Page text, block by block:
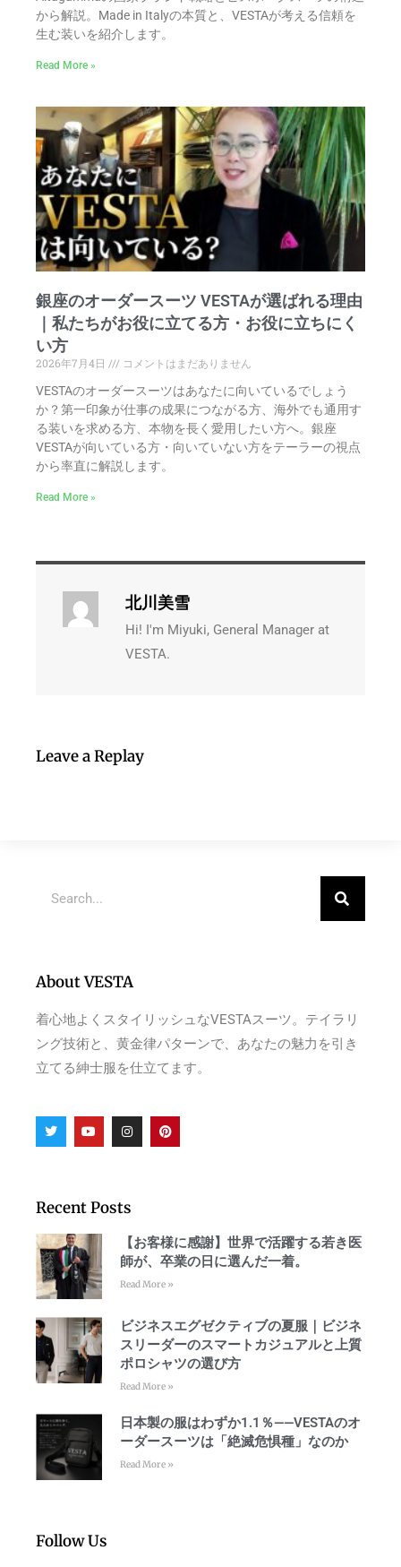
から解説。Made in Italyの本質と、VESTAが考える信頼を
生む装いを紹介します。
Read More »
銀座のオーダースーツ VESTAが選ばれる理由
｜私たちがお役に立てる方・お役に立ちにく
い方
2026年7月4日
コメントはまだありません
VESTAのオーダースーツはあなたに向いているでしょう
か？第一印象が仕事の成果につながる方、海外でも通用す
る装いを求める方、本物を長く愛用したい方へ。銀座
VESTAが向いている方・向いていない方をテーラーの視点
から率直に解説します。
Read More »
北川美雪
Hi! I'm Miyuki, General Manager at
VESTA.
Leave a Replay
About VESTA
着心地よくスタイリッシュなVESTAスーツ。テイラリ
ング技術と、黄金律パターンで、あなたの魅力を引き
立てる紳士服を仕立てます。
Recent Posts
【お客様に感謝】世界で活躍する若き医
師が、卒業の日に選んだ一着。
Read More »
ビジネスエグゼクティブの夏服｜ビジネ
スリーダーのスマートカジュアルと上質
ポロシャツの選び方
Read More »
日本製の服はわずか1.1％——VESTAのオ
ーダースーツは「絶滅危惧種」なのか
Read More »
Follow Us